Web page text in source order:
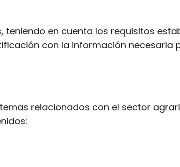
en cuenta los requisitos
con la información necesaria
relacionados con el sector